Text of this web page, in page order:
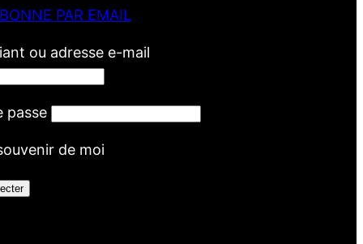
PAR EMAIL
ou adresse e-mail
passe
de moi